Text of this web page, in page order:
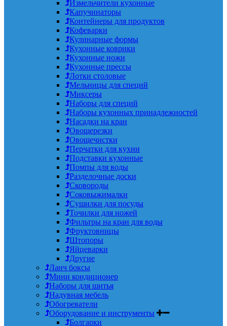
Измельчители кухонные
Капучинаторы
Контейнеры для продуктов
Кофеварки
Кулинарные формы
Кухонные коврики
Кухонные ножи
Кухонные прессы
Лотки столовые
Мельницы для специй
Миксеры
Наборы для специй
Наборы кухонных принадлежностей
Насадки на кран
Овощерезки
Овощечистки
Перчатки для кухни
Подставки кухонные
Помпы для воды
Разделочные доски
Сковороды
Соковыжималки
Сушилки для посуды
Точилки для ножей
Фильтры на кран для воды
Фруктовницы
Штопоры
Яйцеварки
Другие
Ланч боксы
Мини кондиционер
Наборы для шитья
Надувная мебель
Обогреватели
Оборудование и инструменты
Болгарки